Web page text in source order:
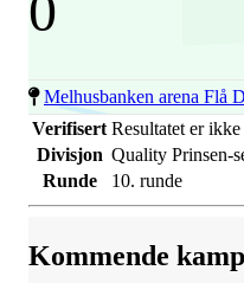
Melhusbanken arena Flå
Verifisert Resultatet er
Divisjon Quality Prinsen-
Runde
10. runde
Kommende